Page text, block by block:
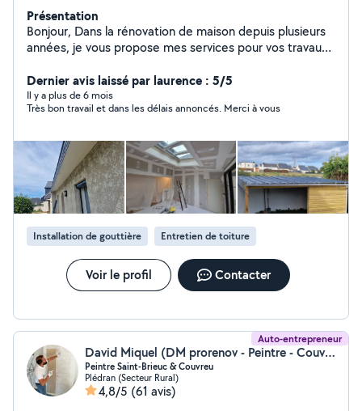
Présentation
Bonjour, Dans la rénovation de maison depuis plusieurs
années, je vous propose mes services pour vos travaux.
Dernier avis laissé par laurence : 5/5
Il y a plus de 6 mois
Très bon travail et dans les délais annoncés. Merci à vous
Installation de gouttière Entretien de toiture
Voir le profil Contacter
Auto-entrepreneur
David Miquel (DM prorenov - Peintre - Couverture - Nettoyage)
Peintre Saint-Brieuc & Couvreu
Plédran (Secteur Rural)
4,8/5 (61 avis)